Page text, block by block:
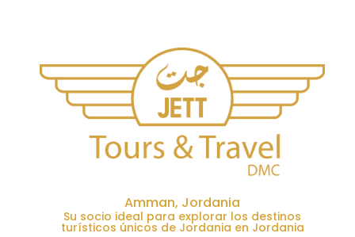
Amman, Jordania
Su socio ideal para explorar los destinos
turísticos únicos de Jordania en Jordania